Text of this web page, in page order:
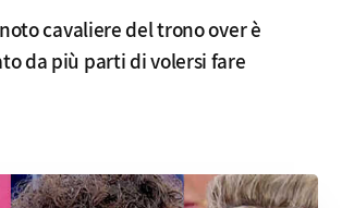
cavaliere del trono over è
da più parti di volersi fare